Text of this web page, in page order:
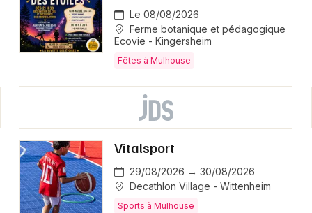
Le 08/08/2026
Ferme botanique et pédagogique
Ecovie - Kingersheim
Fêtes à Mulhouse
Vitalsport
29/08/2026 → 30/08/2026
Decathlon Village - Wittenheim
Sports à Mulhouse